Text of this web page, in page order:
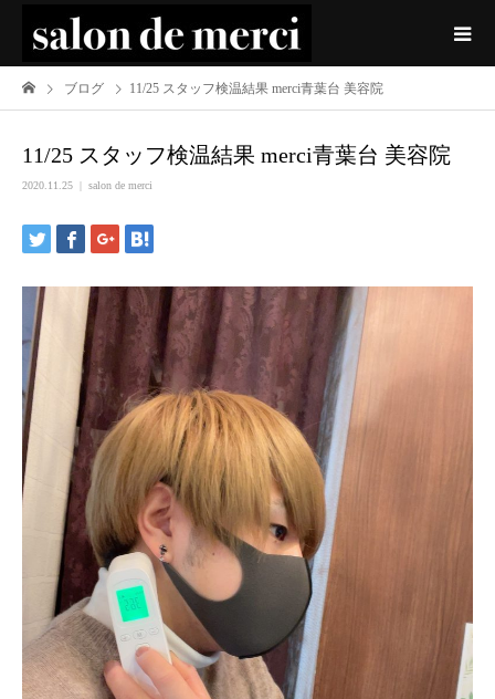
ブログ 11/25 スタッフ検温結果 merci青葉台 美容院
11/25 スタッフ検温結果 merci青葉台 美容院
2020.11.25 salon de merci